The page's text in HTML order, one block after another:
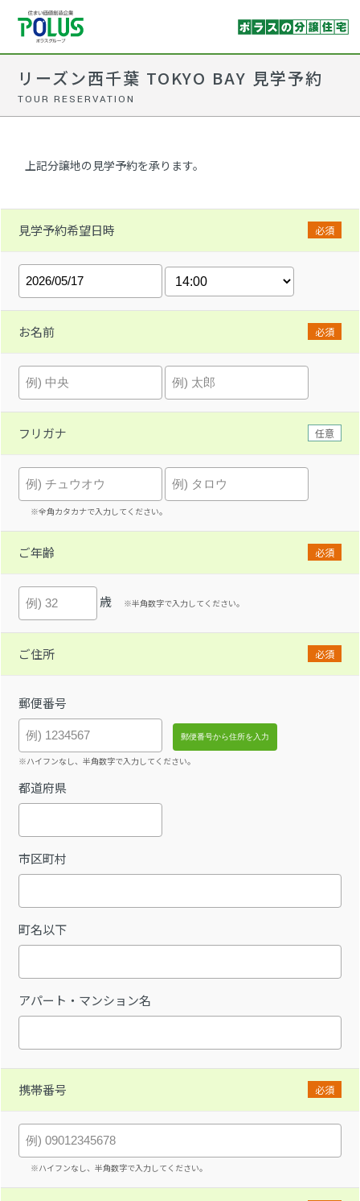
リーズン西千葉 TOKYO BAY 見学予約
TOUR RESERVATION
上記分譲地の見学予約を承ります。
見学予約希望日時 必須
お名前 必須
フリガナ 任意
※全角カタカナで入力してください。
ご年齢 必須
歳 ※半角数字で入力してください。
ご住所 必須
郵便番号
※ハイフンなし、半角数字で入力してください。
都道府県
市区町村
町名以下
アパート・マンション名
携帯番号 必須
※ハイフンなし、半角数字で入力してください。